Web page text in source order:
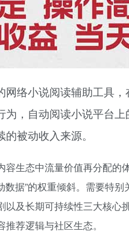
络小说阅读辅助工具
，自动阅读小说平台
被动收入来源。
生态中流量价值再分配的
数据”的权重倾斜。需要特
及长期可持续性三大核心
荐逻辑与社区生态。